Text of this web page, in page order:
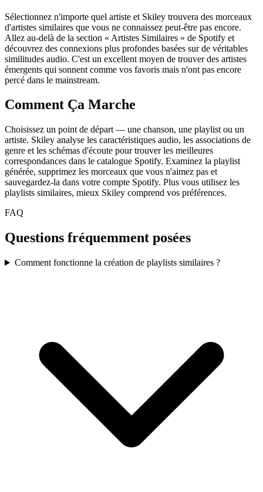
Sélectionnez n'importe quel artiste et Skiley trouvera des morceaux
d'artistes similaires que vous ne connaissez peut-être pas encore.
Allez au-delà de la section « Artistes Similaires » de Spotify et
découvrez des connexions plus profondes basées sur de véritables
similitudes audio. C'est un excellent moyen de trouver des artistes
émergents qui sonnent comme vos favoris mais n'ont pas encore
percé dans le mainstream.
Comment Ça Marche
Choisissez un point de départ — une chanson, une playlist ou un
artiste. Skiley analyse les caractéristiques audio, les associations de
genre et les schémas d'écoute pour trouver les meilleures
correspondances dans le catalogue Spotify. Examinez la playlist
générée, supprimez les morceaux que vous n'aimez pas et
sauvegardez-la dans votre compte Spotify. Plus vous utilisez les
playlists similaires, mieux Skiley comprend vos préférences.
FAQ
Questions fréquemment posées
Comment fonctionne la création de playlists similaires ?